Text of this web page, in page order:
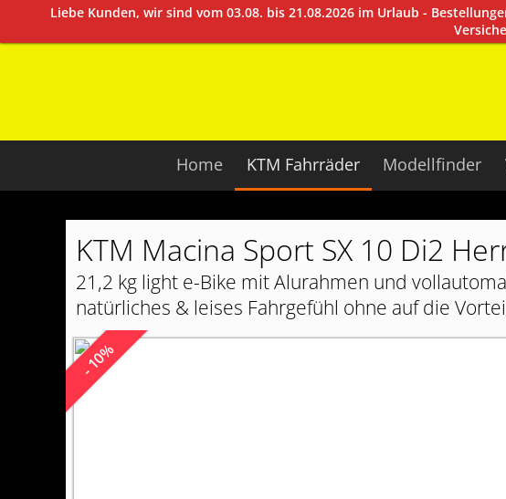
Liebe Kunden, wir sind vom 03.08. bis 21.08.2026 im Urlaub -
Home KTM Fahrräder Modellfinder
KTM Macina Sport SX 10 Di2
21,2 kg light e-Bike mit Alurahmen und
natürliches & leises Fahrgefühl ohne auf die
- 10%